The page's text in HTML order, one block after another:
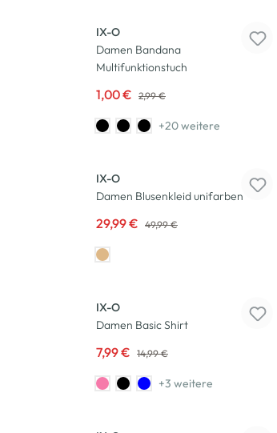
IX-O
Damen Bandana
Multifunktionstuch
1,00 € 2,99 €
+20 weitere
IX-O
Damen Blusenkleid unifarben
29,99 € 49,99 €
IX-O
Damen Basic Shirt
7,99 € 14,99 €
+3 weitere